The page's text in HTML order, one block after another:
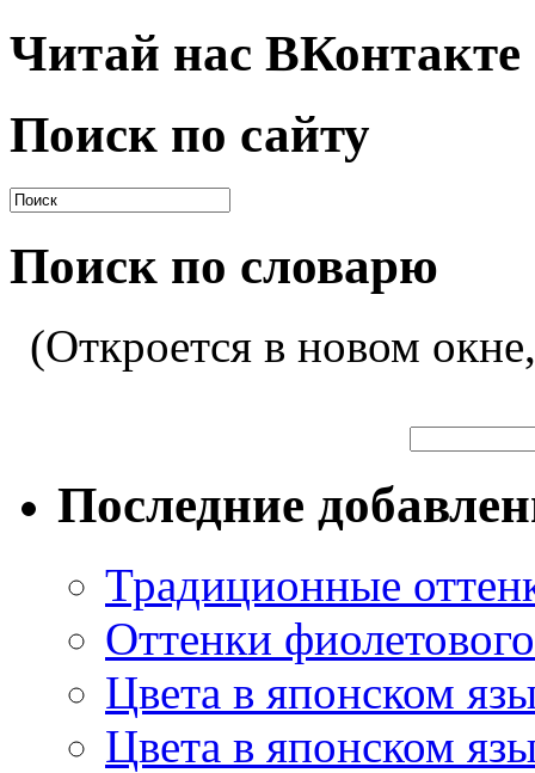
Читай нас ВКонтакте
Поиск по сайту
Поиск по словарю
(Откроется в новом
Последние
Традиционные
Оттенки
Цвета в японском
Цвета в японском